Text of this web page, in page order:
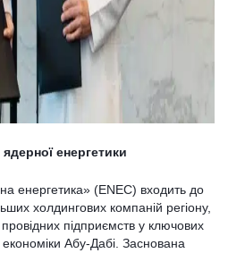
енергетики
енергетика» (ENEC) входить до
холдингових компаній регіону,
підприємств у ключових
Абу-Дабі. Заснована